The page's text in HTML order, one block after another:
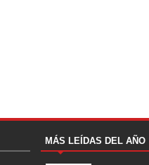
MÁS LEÍDAS DEL AÑO